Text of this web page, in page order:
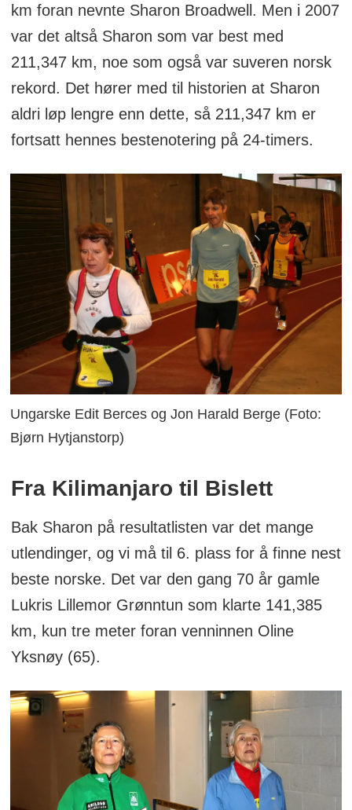
km foran nevnte Sharon Broadwell. Men i 2007
var det altså Sharon som var best med
211,347 km, noe som også var suveren norsk
rekord. Det hører med til historien at Sharon
aldri løp lengre enn dette, så 211,347 km er
fortsatt hennes bestenotering på 24-timers.
Ungarske Edit Berces og Jon Harald Berge (Foto:
Bjørn Hytjanstorp)
Fra Kilimanjaro til Bislett
Bak Sharon på resultatlisten var det mange
utlendinger, og vi må til 6. plass for å finne nest
beste norske. Det var den gang 70 år gamle
Lukris Lillemor Grønntun som klarte 141,385
km, kun tre meter foran venninnen Oline
Yksnøy (65).